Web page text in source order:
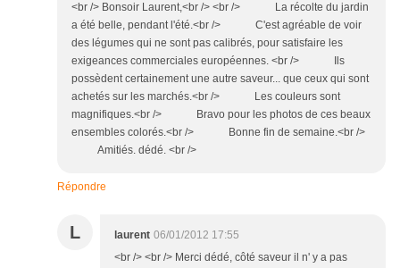
<br /> Bonsoir Laurent,<br /> <br /> La récolte du jardin
a été belle, pendant l'été.<br /> C'est agréable de voir
des légumes qui ne sont pas calibrés, pour satisfaire les
exigeances commerciales européennes. <br /> Ils
possèdent certainement une autre saveur... que ceux qui sont
achetés sur les marchés.<br /> Les couleurs sont
magnifiques.<br /> Bravo pour les photos de ces beaux
ensembles colorés.<br /> Bonne fin de semaine.<br />
Amitiés. dédé. <br />
Répondre
L laurent 06/01/2012 17:55
<br /> <br /> Merci dédé, côté saveur il n' y a pas